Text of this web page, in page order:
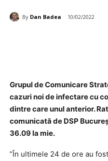
By Dan Badea 10/02/2022
Grupul de Comunicare
cazuri noi de infectare cu
dintre care unul anterior.
comunicată de DSP
36.09 la mie.
”În ultimele 24 de ore au